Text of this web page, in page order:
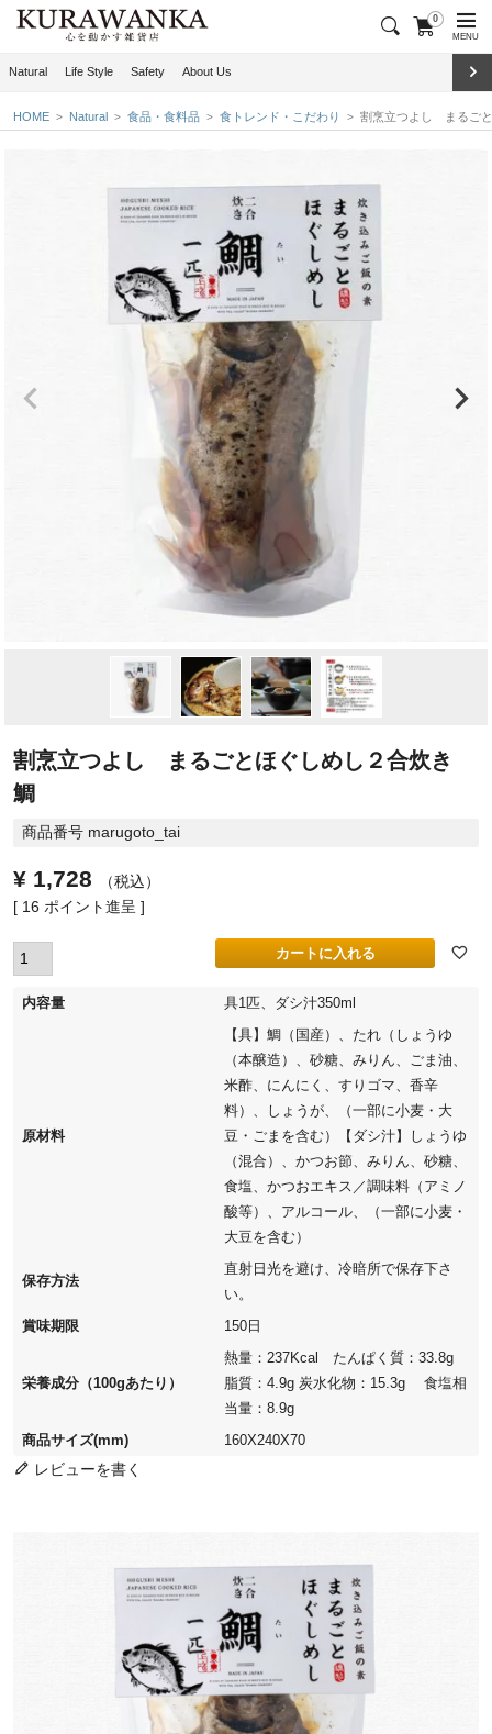
0
MENU
Natural Life Style Safety About Us
HOME Natural 食品・食料品 食トレンド・こだわり 割烹立つよし まるご
割烹立つよし まるごとほぐしめし２合炊き
鯛
商品番号 marugoto_tai
¥ 1,728
税込
[ 16 ポイント進呈 ]
カートに入れる
内容量 具1匹、ダシ汁350ml
原材料
【具】鯛（国産）、たれ（しょうゆ
（本醸造）、砂糖、みりん、ごま油、
米酢、にんにく、すりゴマ、香辛
料）、しょうが、（一部に小麦・大
豆・ごまを含む）【ダシ汁】しょうゆ
（混合）、かつお節、みりん、砂糖、
食塩、かつおエキス／調味料（アミノ
酸等）、アルコール、（一部に小麦・
大豆を含む）
保存方法
直射日光を避け、冷暗所で保存下さ
い。
賞味期限
150日
栄養成分（100gあたり）
熱量：237Kcal たんぱく質：33.8g
脂質：4.9g 炭水化物：15.3g 食塩相
当量：8.9g
商品サイズ(mm)
160X240X70
レビューを書く